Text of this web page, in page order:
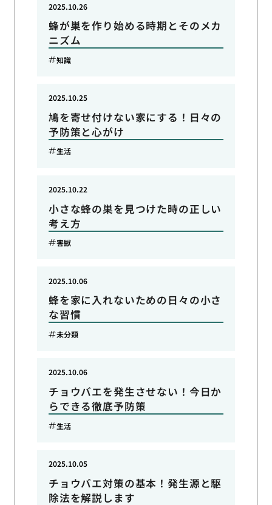
蜂が巣を作り始める時期とそのメカ
ニズム
2025.10.26
知識
鳩を寄せ付けない家にする！日々の
予防策と心がけ
2025.10.25
生活
小さな蜂の巣を見つけた時の正しい
考え方
2025.10.22
害獣
蜂を家に入れないための日々の小さ
な習慣
2025.10.06
未分類
チョウバエを発生させない！今日か
らできる徹底予防策
2025.10.06
生活
チョウバエ対策の基本！発生源と駆
除法を解説します
2025.10.05